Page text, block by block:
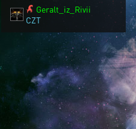
Geralt_iz_Rivii
CZT